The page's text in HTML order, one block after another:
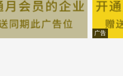
多（兰州）餐饮有限公司
航天立兴科技发展有限公司西北办事处
广告